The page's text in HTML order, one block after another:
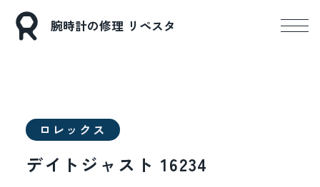
腕時計の修理 リペスタ
ロレックス
デイトジャスト 16234